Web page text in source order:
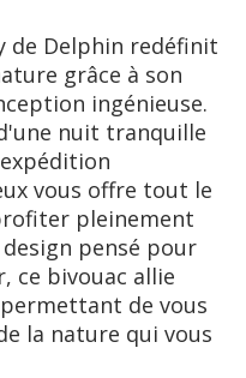
de Delphin redéfinit
grâce à son
ingénieuse.
nuit tranquille
vous offre tout le
pleinement
pensé pour
ce bivouac allie
de vous
la nature qui vous